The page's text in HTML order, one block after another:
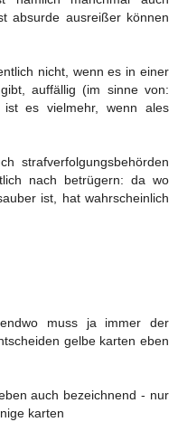
absurde ausreißer können
nicht, wenn es in einer
auffällig (im sinne von:
ist es vielmehr, wenn ales
strafverfolgungsbehörden
nach betrügern: da wo
ist, hat wahrscheinlich
muss ja immer der
gelbe karten eben
auch bezeichnend - nur
karten